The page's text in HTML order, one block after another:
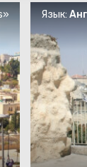
Язык: